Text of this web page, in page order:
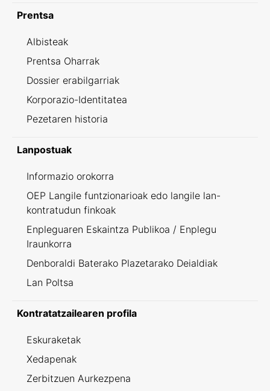
Prentsa
Albisteak
Prentsa Oharrak
Dossier erabilgarriak
Korporazio-Identitatea
Pezetaren historia
Lanpostuak
Informazio orokorra
OEP Langile funtzionarioak edo langile lan-
kontratudun finkoak
Enpleguaren Eskaintza Publikoa / Enplegu
Iraunkorra
Denboraldi Baterako Plazetarako Deialdiak
Lan Poltsa
Kontratatzailearen profila
Eskuraketak
Xedapenak
Zerbitzuen Aurkezpena